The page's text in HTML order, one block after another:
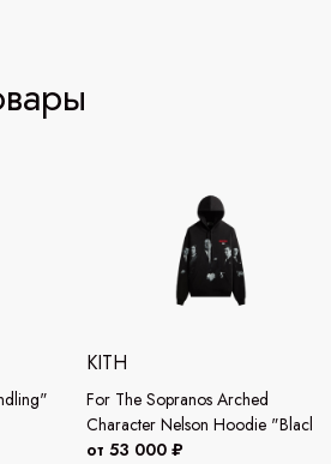
KITH
For The Sopranos Arched
Character Nelson Hoodie "Black"
от 53 000 ₽